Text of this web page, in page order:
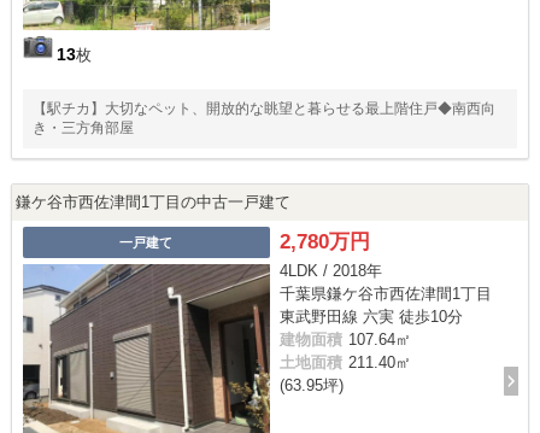
13枚
【駅チカ】大切なペット、開放的な眺望と暮らせる最上階住戸◆南西向
き・三方角部屋
鎌ケ谷市西佐津間1丁目の中古一戸建て
一戸建て 2,780万円
4LDK / 2018年
千葉県鎌ケ谷市西佐津間1丁目
東武野田線 六実 徒歩10分
建物面積 107.64㎡
土地面積 211.40㎡
(63.95坪)